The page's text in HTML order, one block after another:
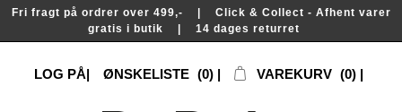
Fri fragt på ordrer over 499,- | Click & Collect - Afhent varer
gratis i butik | 14 dages returret
LOG PÅ ØNSKELISTE (0) VAREKURV (0)